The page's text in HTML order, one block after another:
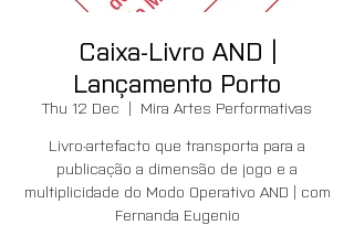
Caixa-Livro AND |
Lançamento Porto
Thu 12 Dec
  |
Mira Artes Performativas
Livro-artefacto que transporta para a
publicação a dimensão de jogo e a
multiplicidade do Modo Operativo AND | com
Fernanda Eugenio